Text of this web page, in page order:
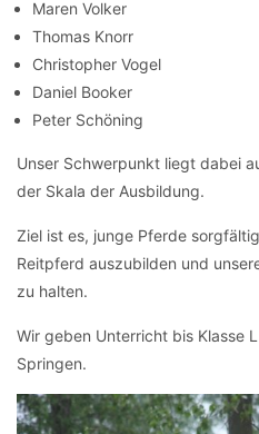
Maren Volker
Thomas Knorr
Christopher Vogel
Daniel Booker
Peter Schöning
Unser Schwerpunkt liegt dabei
der Skala der Ausbildung.
Ziel ist es, junge Pferde
Reitpferd auszubilden und
zu halten.
Wir geben Unterricht bis Klasse
Springen.